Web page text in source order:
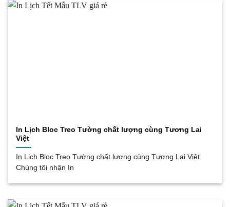
In Lịch Bloc Treo Tường chất lượng cùng Tương Lai
Việt
In Lịch Bloc Treo Tường chất lượng cùng Tương Lai Việt
Chúng tôi nhận In